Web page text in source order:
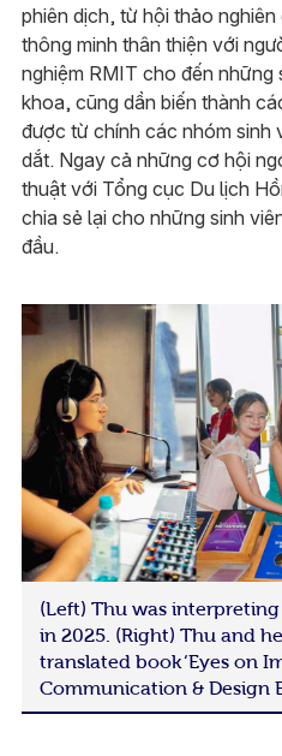
phiên dịch, từ hội thảo
thông minh thân thiện với
nghiệm RMIT cho đến
khoa, cũng dần biến thành
được từ chính các nhóm sinh
dắt. Ngay cả những cơ hội
thuật với Tổng cục Du lịch
chia sẻ lại cho những sinh
đầu.
(Left) Thu was
in 2025. (Right) Thu and
translated book ‘Eyes on
Communication & Design